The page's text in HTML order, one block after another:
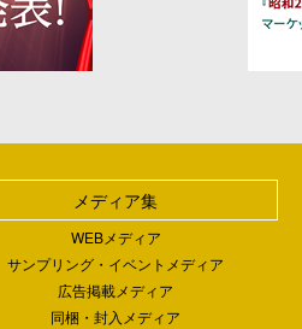
メディア集
WEBメディア
サンプリング・イベントメディア
広告掲載メディア
同梱・封入メディア